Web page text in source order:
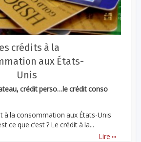
crédits à la
aux États-
Unis
crédit perso…le crédit conso
à la consommation aux États-Unis
ce que c’est ? Le crédit à la...
Lire ...